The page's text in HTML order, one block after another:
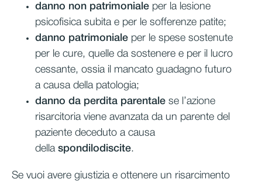
danno non patrimoniale per la lesione
psicofisica subita e per le sofferenze patite;
danno patrimoniale per le spese sostenute
per le cure, quelle da sostenere e per il lucro
cessante, ossia il mancato guadagno futuro
a causa della patologia;
danno da perdita parentale se l’azione
risarcitoria viene avanzata da un parente del
paziente deceduto a causa
della spondilodiscite.
Se vuoi avere giustizia e ottenere un risarcimento